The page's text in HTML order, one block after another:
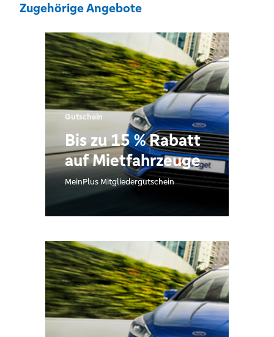
Zugehörige Angebote
Gutschein
Bis zu 15 % Rabatt
auf Mietfahrzeuge
MeinPlus Mitgliedergutschein